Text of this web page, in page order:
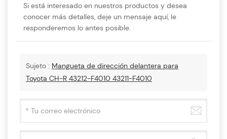
Si está interesado en nuestros productos y desea
conocer más detalles, deje un mensaje aquí, le
responderemos lo antes posible.
Sujeto : Mangueta de dirección delantera para
Toyota CH-R 43212-F4010 43211-F4010